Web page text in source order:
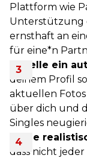
Plattform wie
Unterstützung
ernsthaft an
für eine*n
Erstelle ein
deinem Profil
aktuellen
über dich und
Singles
Setze
dass nicht